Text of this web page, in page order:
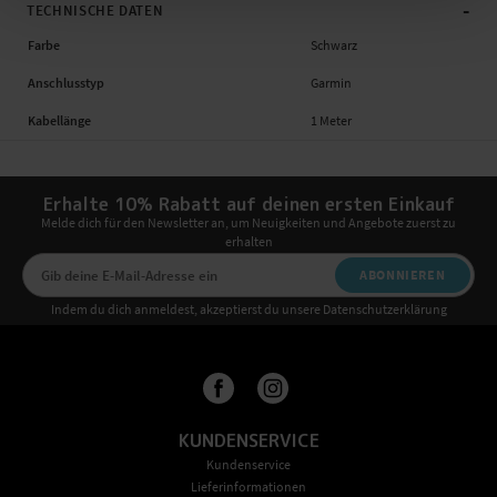
TECHNISCHE DATEN -
Farbe Schwarz
Anschlusstyp Garmin
Kabellänge 1 Meter
Erhalte 10% Rabatt auf deinen ersten Einkauf
Melde dich für den Newsletter an, um Neuigkeiten und Angebote zuerst zu
erhalten
ABONNIEREN
Indem du dich anmeldest, akzeptierst du unsere Datenschutzerklärung
KUNDENSERVICE
Kundenservice
Lieferinformationen